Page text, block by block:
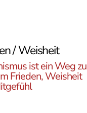
/ Weisheit
ist ein Weg zu
Frieden, Weisheit